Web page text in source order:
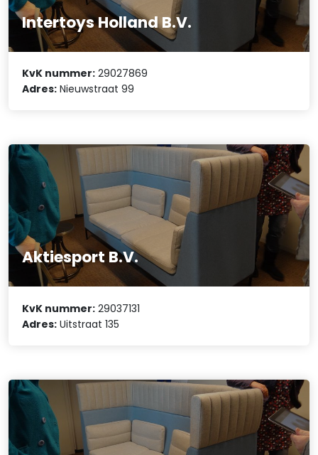
Intertoys Holland B.V.
KvK nummer: 29027869
Adres: Nieuwstraat 99
Aktiesport B.V.
KvK nummer: 29037131
Adres: Uitstraat 135